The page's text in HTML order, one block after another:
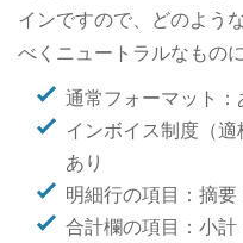
インですので、どのよう
べくニュートラルなもの
通常フォーマット：
インボイス制度（適
あり
明細行の項目：摘
合計欄の項目：小